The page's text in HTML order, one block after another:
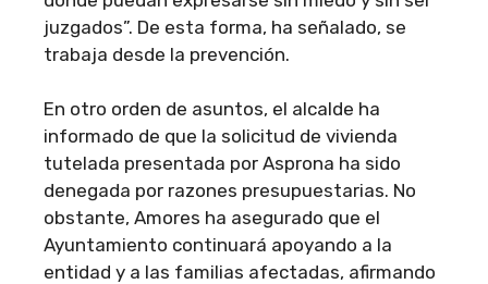
juzgados”. De esta forma, ha señalado, se
trabaja desde la prevención.
En otro orden de asuntos, el alcalde ha
informado de que la solicitud de vivienda
tutelada presentada por Asprona ha sido
denegada por razones presupuestarias. No
obstante, Amores ha asegurado que el
Ayuntamiento continuará apoyando a la
entidad y a las familias afectadas, afirmando